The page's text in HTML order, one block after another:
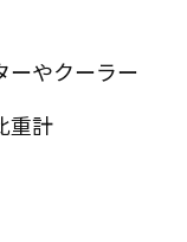
ーやクーラー
重計